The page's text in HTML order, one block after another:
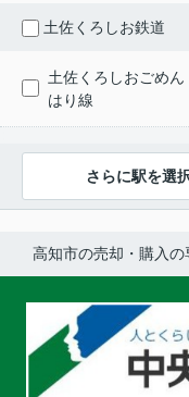
土佐くろしお鉄道
土佐くろしおごめん
はり線
さらに駅を選
高知市の売却・購入